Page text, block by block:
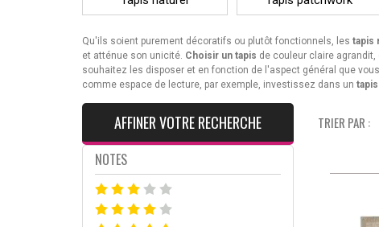
Qu'ils soient purement décoratifs ou plutôt fonctionnels, les tapis
et atténue son unicité. Choisir un tapis de couleur claire
souhaitez les disposer et en fonction de l'aspect général que
comme espace de lecture, par exemple, investissez dans un
AFFINER VOTRE RECHERCHE
NOTES
TRIER PAR :